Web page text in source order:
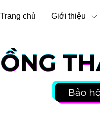
Trang chủ Giới thiệu